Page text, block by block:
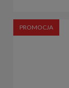
PROMOCJA